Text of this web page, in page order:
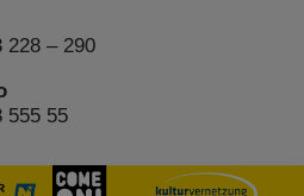
228 – 290
555 55